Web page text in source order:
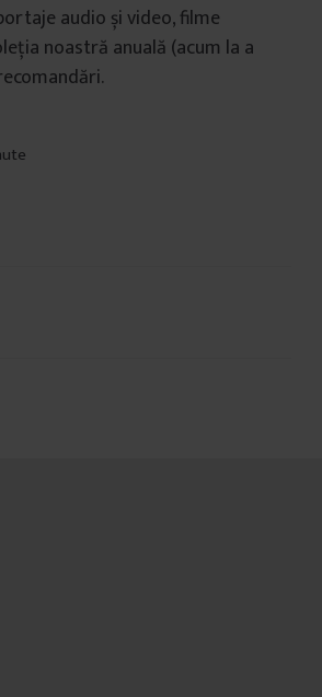
audio și video, filme
noastră anuală (acum la a